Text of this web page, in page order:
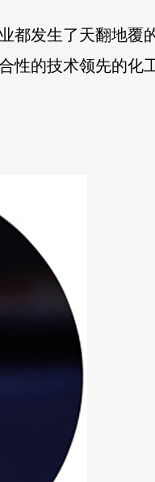
都发生了天翻地覆
性的技术领先的化